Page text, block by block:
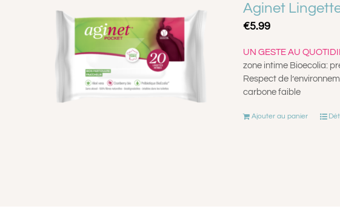
Aginet
€5.99
UN GESTE AU
zone intime Bioecolia:
Respect de
carbone faible
Ajouter au panier